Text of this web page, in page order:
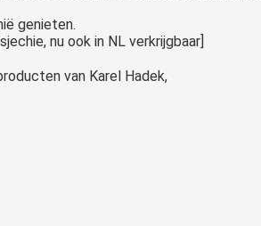
genieten.
nu ook in NL verkrijgbaar]
van Karel Hadek,